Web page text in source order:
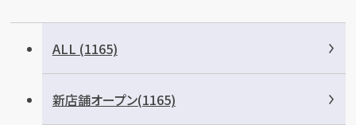
まずは
【総合受付】24時間・年中無休(年末年始除く)
ALL (1165)
新店舗オープン(1165)